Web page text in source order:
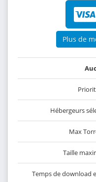
Plus de
Hébergeurs
Max
Taille
Temps de download